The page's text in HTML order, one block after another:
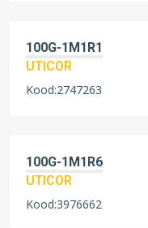
100G-1M1R1
UTICOR
Kood:2747263
100G-1M1R6
UTICOR
Kood:3976662